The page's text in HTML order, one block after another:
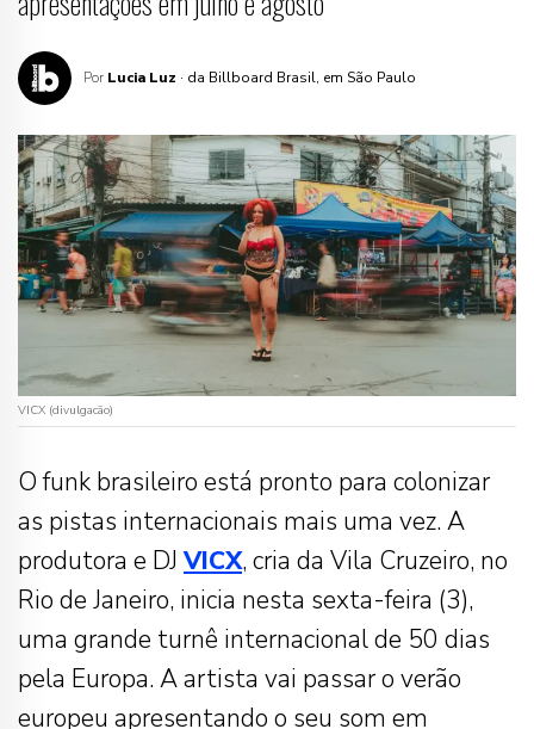
Por Lucia Luz · da Billboard Brasil, em São Paulo
VICX (divulgacão)
O funk brasileiro está pronto para colonizar
as pistas internacionais mais uma vez. A
produtora e DJVICX, cria da Vila Cruzeiro, no
Rio de Janeiro, inicia nesta sexta-feira (3),
uma grande turnê internacional de 50 dias
pela Europa. A artista vai passar o verão
europeu apresentando o seu som em